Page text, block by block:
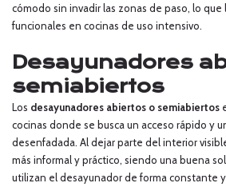
cómodo sin invadir las zonas de paso, lo
funcionales en cocinas de uso intensivo.
Desayunadores
semiabiertos
Los desayunadores abiertos o semiabiertos
cocinas donde se busca un acceso rápido y
desenfadada. Al dejar parte del interior
más informal y práctico, siendo una buena
utilizan el desayunador de forma constante